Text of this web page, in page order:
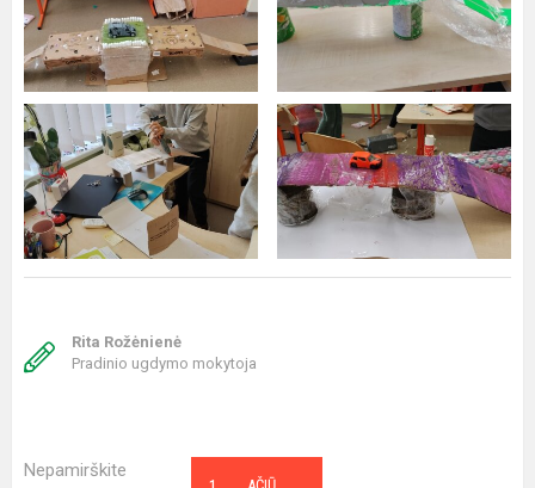
Rita Rožėnienė
Pradinio ugdymo mokytoja
Nepamirškite